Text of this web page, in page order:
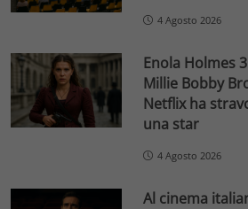
4 Agosto 2026
Enola Holmes
Millie Bobby
Netflix ha
una star
4 Agosto 2026
Al cinema